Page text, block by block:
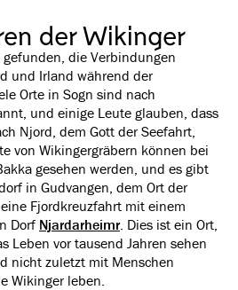
der Wikinger
gefunden, die Verbindungen
und Irland während der
Orte in Sogn sind nach
und einige Leute glauben, dass
Njord, dem Gott der Seefahrt,
von Wikingergräbern können bei
gesehen werden, und es gibt
in Gudvangen, dem Ort der
Fjordkreuzfahrt mit einem
Dorf Njardarheimr. Dies ist ein Ort,
Leben vor tausend Jahren sehen
nicht zuletzt mit Menschen
Wikinger leben.